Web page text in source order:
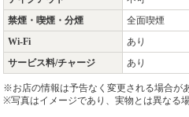
食べ放題
なし
飲み放題
あり
セット・コース料理
あり
テイクアウト
不可
禁煙・喫煙・分煙
全面喫煙